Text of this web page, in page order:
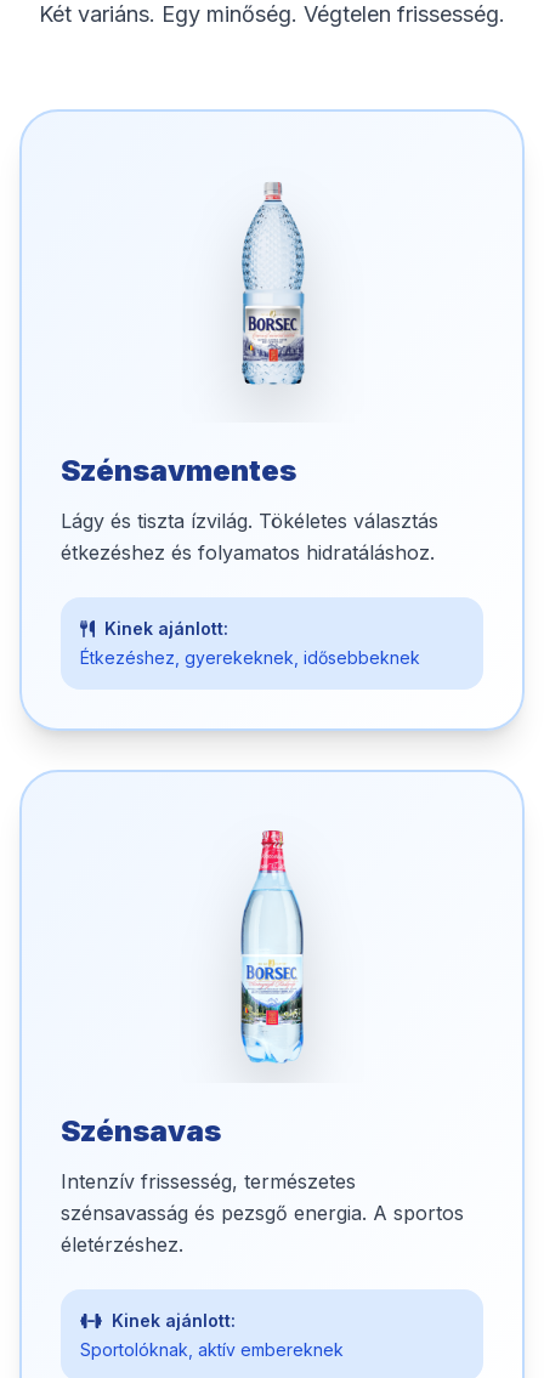
Két variáns. Egy minőség. Végtelen frissesség.
Szénsavmentes
Lágy és tiszta ízvilág. Tökéletes választás
étkezéshez és folyamatos hidratáláshoz.
Kinek ajánlott:
Étkezéshez, gyerekeknek, idősebbeknek
Szénsavas
Intenzív frissesség, természetes
szénsavasság és pezsgő energia. A sportos
életérzéshez.
Kinek ajánlott:
Sportolóknak, aktív embereknek